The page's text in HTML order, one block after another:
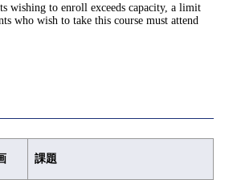
wishing to enroll exceeds capacity, a limit
who wish to take this course must attend
課題